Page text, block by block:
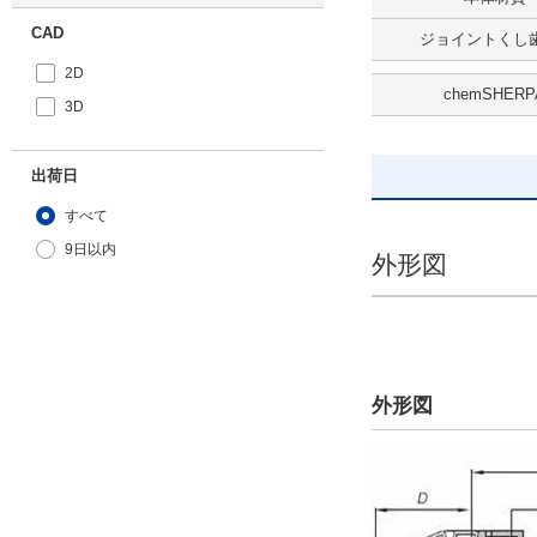
CAD
2D
3D
出荷日
すべて
9日以内
ジョイントくし
外形図
外形図